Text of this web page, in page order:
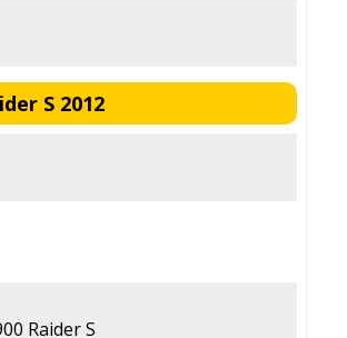
S 2012
Raider S